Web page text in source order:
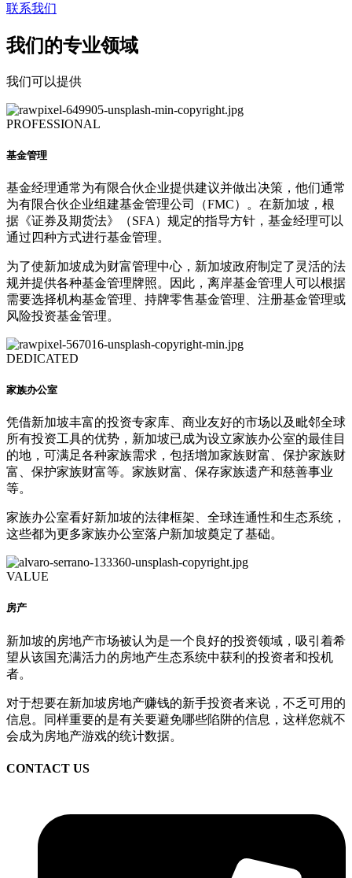
联系我们
我们的专业领域
我们可以提供
PROFESSIONAL
基金管理
基金经理通常为有限合伙企业提供建议并做出决策，他们通常
为有限合伙企业组建基金管理公司（FMC）。在新加坡，根
据《证券及期货法》（SFA）规定的指导方针，基金经理可以
通过四种方式进行基金管理。
为了使新加坡成为财富管理中心，新加坡政府制定了灵活的法
规并提供各种基金管理牌照。因此，离岸基金管理人可以根据
需要选择机构基金管理、持牌零售基金管理、注册基金管理或
风险投资基金管理。
DEDICATED
家族办公室
凭借新加坡丰富的投资专家库、商业友好的市场以及毗邻全球
所有投资工具的优势，新加坡已成为设立家族办公室的最佳目
的地，可满足各种家族需求，包括增加家族财富、保护家族财
富、保护家族财富等。家族财富、保存家族遗产和慈善事业
等。
家族办公室看好新加坡的法律框架、全球连通性和生态系统，
这些都为更多家族办公室落户新加坡奠定了基础。
VALUE
房产
新加坡的房地产市场被认为是一个良好的投资领域，吸引着希
望从该国充满活力的房地产生态系统中获利的投资者和投机
者。
对于想要在新加坡房地产赚钱的新手投资者来说，不乏可用的
信息。同样重要的是有关要避免哪些陷阱的信息，这样您就不
会成为房地产游戏的统计数据。
CONTACT US